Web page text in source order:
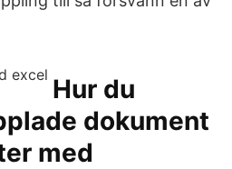
Hur du
dokument
med